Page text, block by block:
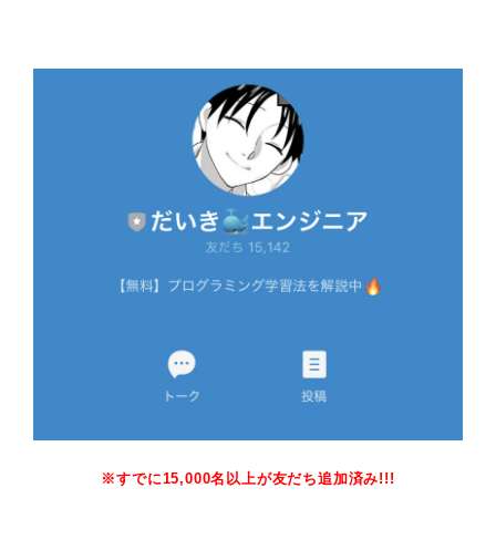
※すでに15,000名以上が友だち追加済み!!!